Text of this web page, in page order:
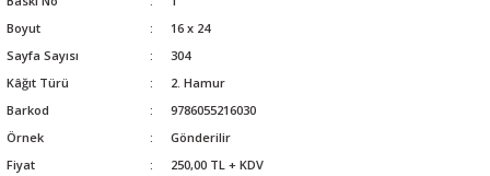
Boyut
16 x 24
Sayfa Sayısı
304
Kâğıt Türü
2. Hamur
Barkod
9786055216030
Örnek
Gönderilir
Fiyat
250,00 TL + KDV